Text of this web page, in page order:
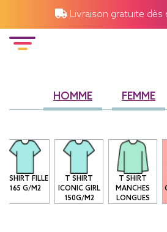
Livraison gratuite dès
HOMME FEMME
T-SHIRT FILLE
165 G/M2
T SHIRT
ICONIC GIRL
150G/M2
T SHIRT
MANCHES
LONGUES